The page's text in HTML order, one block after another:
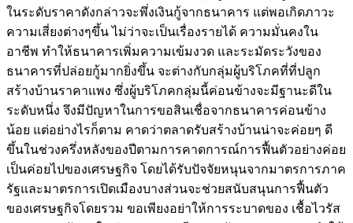
ในระดับราคาดังกล่าวจะพึ่งเงินกู้จากธนาคาร แต่พอเกิดภาวะ
ความเสี่ยงต่างๆขึ้น ไม่ว่าจะเป็นเรื่องรายได้ ความมั่นคงใน
อาชีพ ทำให้ธนาคารเพิ่มความเข้มงวด และระมัดระวังของ
ธนาคารที่ปล่อยกู้มากยิ่งขึ้น จะต่างกับกลุ่มผู้บริโภคที่ที่ปลูก
สร้างบ้านราคาแพง ซึ่งผู้บริโภคกลุ่มนี้ค่อนข้างจะมีฐานะดีใน
ระดับหนึ่ง จึงมีปัญหาในการขอสินเชื่อจากธนาคารค่อนข้าง
น้อย แต่อย่างไรก็ตาม คาดว่าตลาดรับสร้างบ้านน่าจะค่อยๆ ดี
ขึ้นในช่วงครึ่งหลังของปีตามการคาดการณ์การฟื้นตัวอย่างค่อย
เป็นค่อยไปของเศรษฐกิจ โดยได้รับปัจจัยหนุนจากมาตรการภาค
รัฐและมาตรการเปิดเมืองบางส่วนจะช่วยสนับสนุนการฟื้นตัว
ของเศรษฐกิจโดยรวม ขอเพียงอย่าให้การระบาดของ เชื้อไวรัส